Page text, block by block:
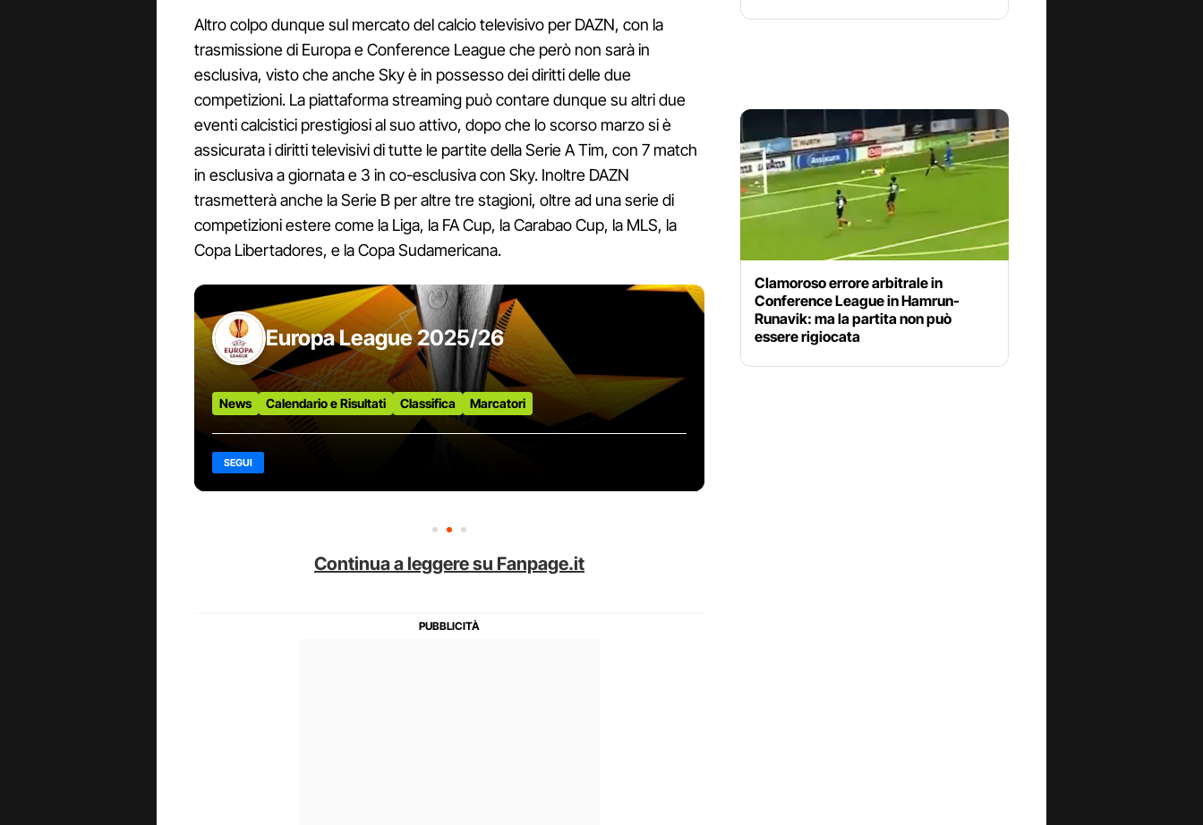
Altro colpo dunque sul mercato del calcio televisivo per DAZN, con la
trasmissione di Europa e Conference League che però non sarà in
esclusiva, visto che anche Sky è in possesso dei diritti delle due
competizioni. La piattaforma streaming può contare dunque su altri due
eventi calcistici prestigiosi al suo attivo, dopo che lo scorso marzo si è
assicurata i diritti televisivi di tutte le partite della Serie A Tim, con 7 match
in esclusiva a giornata e 3 in co-esclusiva con Sky. Inoltre DAZN
trasmetterà anche la Serie B per altre tre stagioni, oltre ad una serie di
competizioni estere come la Liga, la FA Cup, la Carabao Cup, la MLS, la
Copa Libertadores, e la Copa Sudamericana.
Europa League 2025/26
News Calendario e Risultati Classifica Marcatori
SEGUI
Continua a leggere su Fanpage.it
Clamoroso errore arbitrale in
Conference League in Hamrun-
Runavik: ma la partita non può
essere rigiocata